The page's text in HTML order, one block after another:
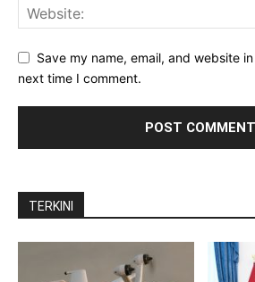
Save my name, email, and website
next time I comment.
TERKINI